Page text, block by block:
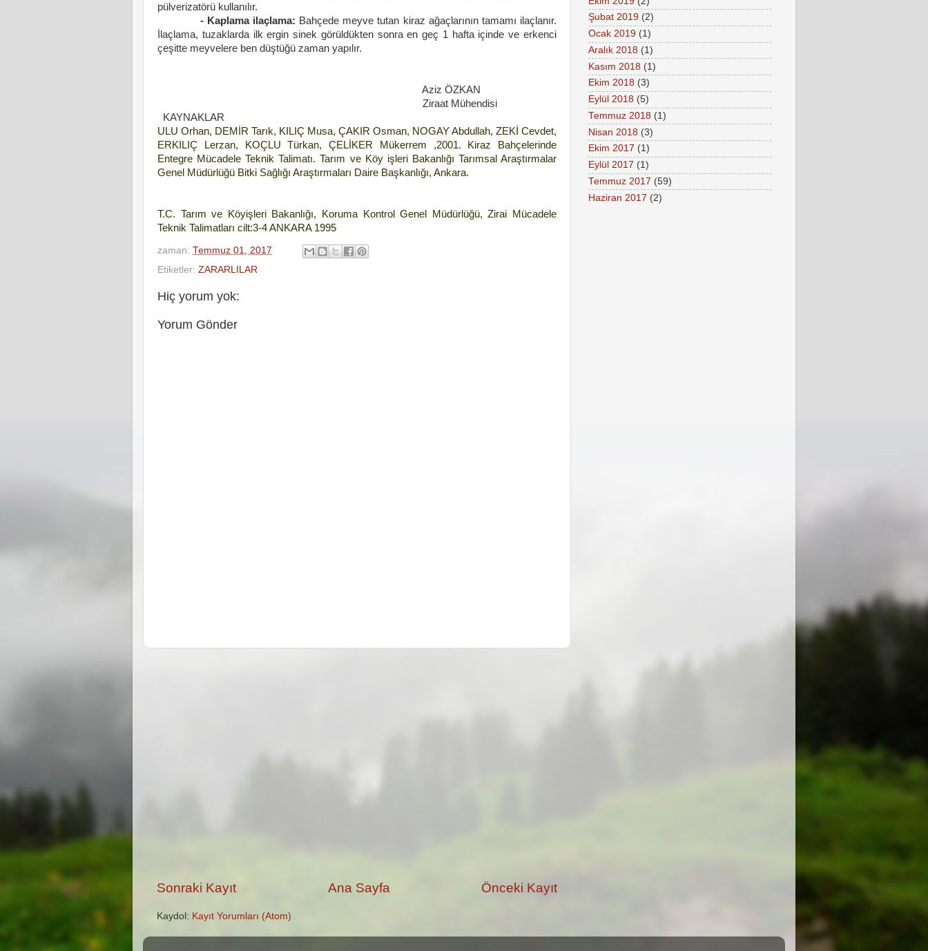
pülverizatörü kullanılır.
- Kaplama ilaçlama: Bahçede meyve tutan kiraz ağaçlarının tamamı ilaçlanır.
İlaçlama, tuzaklarda ilk ergin sinek görüldükten sonra en geç 1 hafta içinde ve erkenci
çeşitte meyvelere ben düştüğü zaman yapılır.
Aziz ÖZKAN
Ziraat Mühendisi
KAYNAKLAR
ULU Orhan, DEMİR Tarık, KILIÇ Musa, ÇAKIR Osman, NOGAY Abdullah, ZEKİ Cevdet,
ERKILIÇ Lerzan, KOÇLU Türkan, ÇELİKER Mükerrem ,2001. Kiraz Bahçelerinde
Entegre Mücadele Teknik Talimatı. Tarım ve Köy işleri Bakanlığı Tarımsal Araştırmalar
Genel Müdürlüğü Bitki Sağlığı Araştırmaları Daire Başkanlığı, Ankara.
T.C. Tarım ve Köyişleri Bakanlığı, Koruma Kontrol Genel Müdürlüğü, Zirai Mücadele
Teknik Talimatları cilt:3-4 ANKARA 1995
zaman: Temmuz 01, 2017
Etiketler: ZARARLILAR
Hiç yorum yok:
Yorum Gönder
Sonraki Kayıt Önceki Kayıt
Ana Sayfa
Kaydol: Kayıt Yorumları (Atom)
Şubat 2019 (2)
Ocak 2019 (1)
Aralık 2018 (1)
Kasım 2018 (1)
Ekim 2018 (3)
Eylül 2018 (5)
Temmuz 2018 (1)
Nisan 2018 (3)
Ekim 2017 (1)
Eylül 2017 (1)
Temmuz 2017 (59)
Haziran 2017 (2)